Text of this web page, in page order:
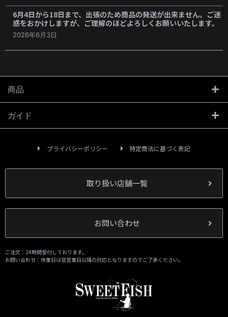
6月4日から18日まで、出張のため商品の発送が出来ません。ご迷
惑をおかけしますが、ご理解のほどよろしくお願いいたします。
2026年6月3日
商品
ガイド
プライバシーポリシー 特定商法に基づく表記
取り扱い店舗一覧
お問い合わせ
ご注文：24時間受付しております。
お問い合わせ：休業日は翌営業日以降の対応となりますのでご了承ください。